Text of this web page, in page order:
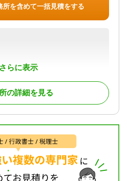
が、どこに聞けば良いのかわ
会計では、
と職員が在籍していますの
に応じ親身になって、節税に
書を作成することができま
司法書士とも連携し、お客様
についても、お気軽にご相談
りごとに対し親身に対応しま
限られた時間の中で、土曜日
います。
所を含めて一括見積をする
さらに表示
続財産調査 / 相続手続き / 銀行
続人調査
の詳細を見る